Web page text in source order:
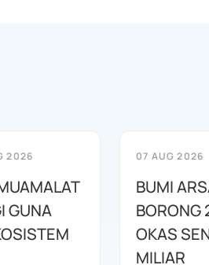
2026
GUNA
07 AUG 2026
BUMI
OKAS
MILIAR